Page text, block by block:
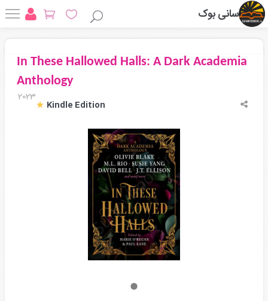
سانی بوک
In These Hallowed Halls: A Dark Academia
Anthology
2023
Kindle Edition